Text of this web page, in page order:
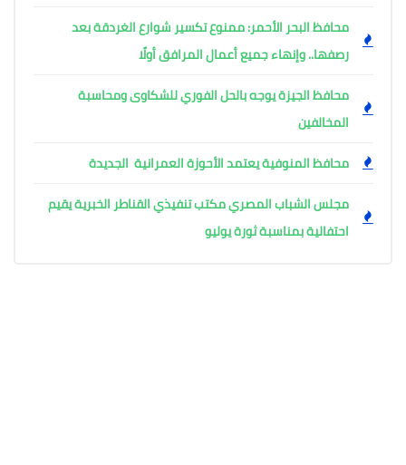
محافظ البحر الأحمر: ممنوع تكسير شوارع الغردقة بعد
رصفها.. وإنهاء جميع أعمال المرافق أولًا
محافظ الجيزة يوجه بالحل الفوري للشكاوى ومحاسبة
المخالفين
محافظ المنوفية يعتمد الأحوزة العمرانية الجديدة
مجلس الشباب المصري مكتب تنفيذي القناطر الخبرية يقيم
احتفالية بمناسبة ثورة يوليو